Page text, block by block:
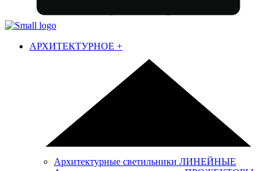
АРХИТЕКТУРНОЕ +
Архитектурные светильники ЛИНЕЙНЫЕ